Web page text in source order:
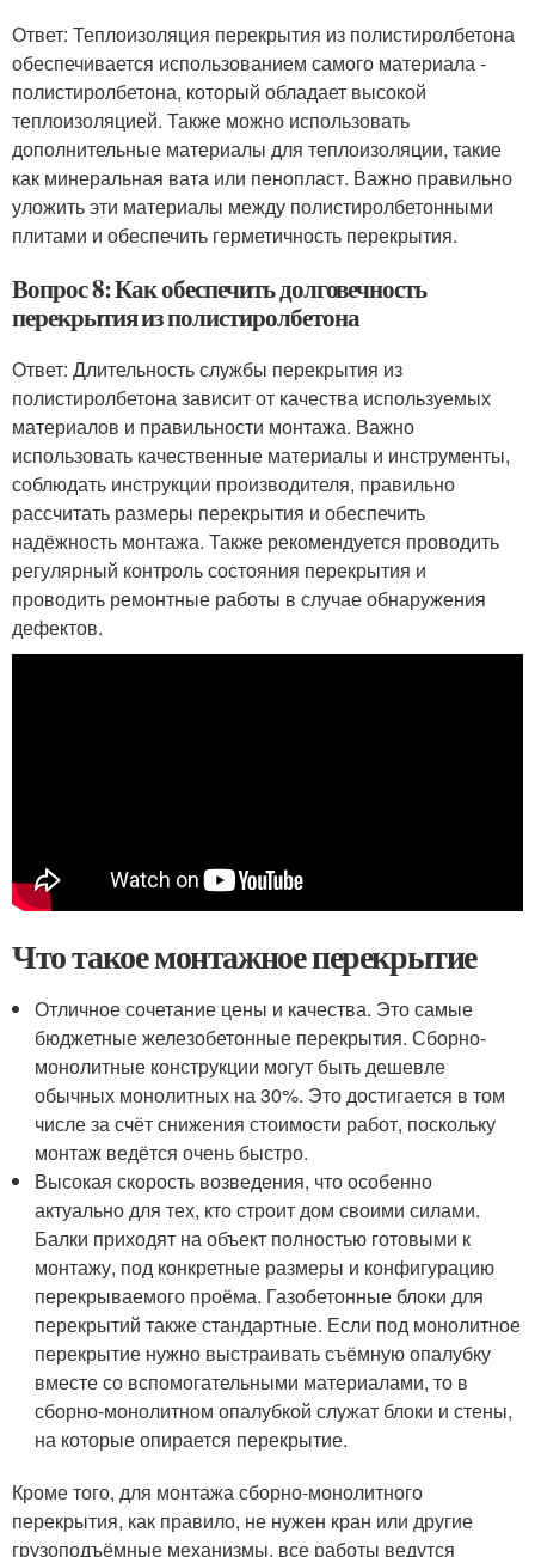
Ответ: Теплоизоляция перекрытия из полистиролбетона
обеспечивается использованием самого материала -
полистиролбетона, который обладает высокой
теплоизоляцией. Также можно использовать
дополнительные материалы для теплоизоляции, такие
как минеральная вата или пенопласт. Важно правильно
уложить эти материалы между полистиролбетонными
плитами и обеспечить герметичность перекрытия.
Вопрос 8: Как обеспечить долговечность
перекрытия из полистиролбетона
Ответ: Длительность службы перекрытия из
полистиролбетона зависит от качества используемых
материалов и правильности монтажа. Важно
использовать качественные материалы и инструменты,
соблюдать инструкции производителя, правильно
рассчитать размеры перекрытия и обеспечить
надёжность монтажа. Также рекомендуется проводить
регулярный контроль состояния перекрытия и
проводить ремонтные работы в случае обнаружения
дефектов.
Что такое монтажное перекрытие
Отличное сочетание цены и качества. Это самые
бюджетные железобетонные перекрытия. Сборно-
монолитные конструкции могут быть дешевле
обычных монолитных на 30%. Это достигается в том
числе за счёт снижения стоимости работ, поскольку
монтаж ведётся очень быстро.
Высокая скорость возведения, что особенно
актуально для тех, кто строит дом своими силами.
Балки приходят на объект полностью готовыми к
монтажу, под конкретные размеры и конфигурацию
перекрываемого проёма. Газобетонные блоки для
перекрытий также стандартные. Если под монолитное
перекрытие нужно выстраивать съёмную опалубку
вместе со вспомогательными материалами, то в
сборно-монолитном опалубкой служат блоки и стены,
на которые опирается перекрытие.
Кроме того, для монтажа сборно-монолитного
перекрытия, как правило, не нужен кран или другие
грузоподъёмные механизмы, все работы ведутся